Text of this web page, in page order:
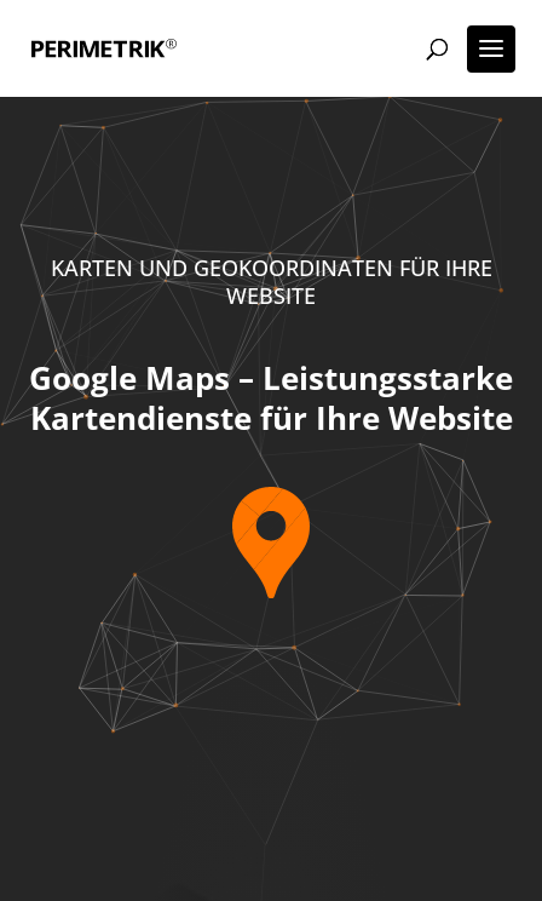
KARTEN UND GEOKOORDINATEN FÜR IHRE
WEBSITE
Google Maps – Leistungsstarke
Kartendienste für Ihre Website